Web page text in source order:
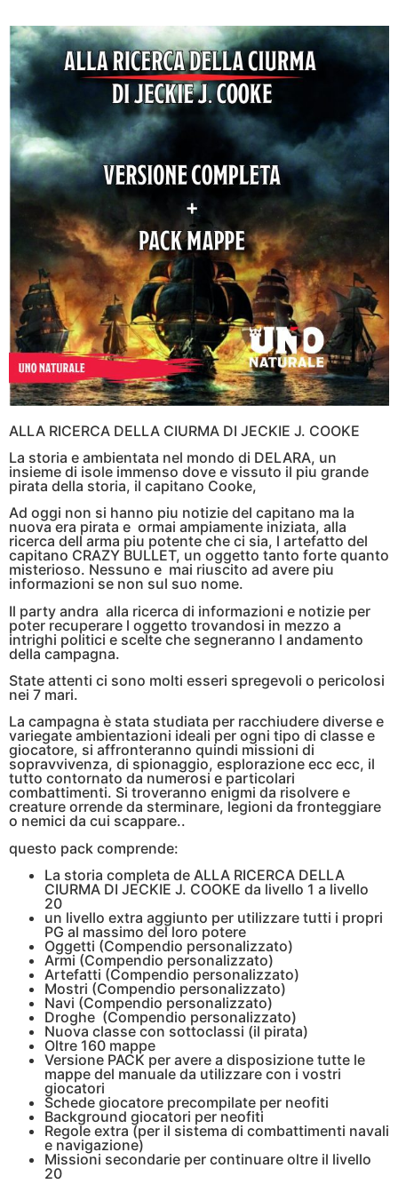
ALLA RICERCA DELLA CIURMA DI JECKIE J. COOKE
La storia e ambientata nel mondo di DELARA, un
insieme di isole immenso dove e vissuto il piu grande
pirata della storia, il capitano Cooke,
Ad oggi non si hanno piu notizie del capitano ma la
nuova era pirata e ormai ampiamente iniziata, alla
ricerca dell arma piu potente che ci sia, l artefatto del
capitano CRAZY BULLET, un oggetto tanto forte quanto
misterioso. Nessuno e mai riuscito ad avere piu
informazioni se non sul suo nome.
Il party andra alla ricerca di informazioni e notizie per
poter recuperare l oggetto trovandosi in mezzo a
intrighi politici e scelte che segneranno l andamento
della campagna.
State attenti ci sono molti esseri spregevoli o pericolosi
nei 7 mari.
La campagna è stata studiata per racchiudere diverse e
variegate ambientazioni ideali per ogni tipo di classe e
giocatore, si affronteranno quindi missioni di
sopravvivenza, di spionaggio, esplorazione ecc ecc, il
tutto contornato da numerosi e particolari
combattimenti. Si troveranno enigmi da risolvere e
creature orrende da sterminare, legioni da fronteggiare
o nemici da cui scappare..
questo pack comprende:
La storia completa de ALLA RICERCA DELLA
CIURMA DI JECKIE J. COOKE da livello 1 a livello
20
un livello extra aggiunto per utilizzare tutti i propri
PG al massimo del loro potere
Oggetti (Compendio personalizzato)
Armi (Compendio personalizzato)
Artefatti (Compendio personalizzato)
Mostri (Compendio personalizzato)
Navi (Compendio personalizzato)
Droghe (Compendio personalizzato)
Nuova classe con sottoclassi (il pirata)
Oltre 160 mappe
Versione PACK per avere a disposizione tutte le
mappe del manuale da utilizzare con i vostri
giocatori
Schede giocatore precompilate per neofiti
Background giocatori per neofiti
Regole extra (per il sistema di combattimenti navali
e navigazione)
Missioni secondarie per continuare oltre il livello
20